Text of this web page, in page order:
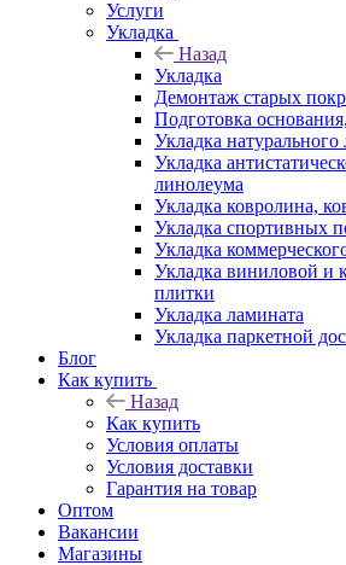
Услуги
Укладка
Назад
Укладка
Демонтаж старых
Подготовка
Укладка натурального
Укладка
линолеума
Укладка ковролина,
Укладка спортивных
Укладка
Укладка виниловой и
плитки
Укладка ламината
Укладка паркетной
Блог
Как купить
Назад
Как купить
Условия оплаты
Условия доставки
Гарантия на товар
Оптом
Вакансии
Магазины